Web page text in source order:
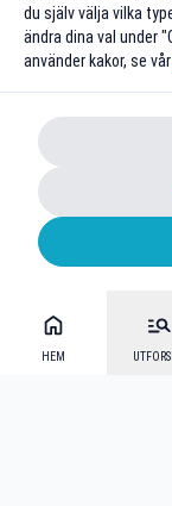
HEM
du själv välja vilka
ändra dina val under
använder kakor, se vår